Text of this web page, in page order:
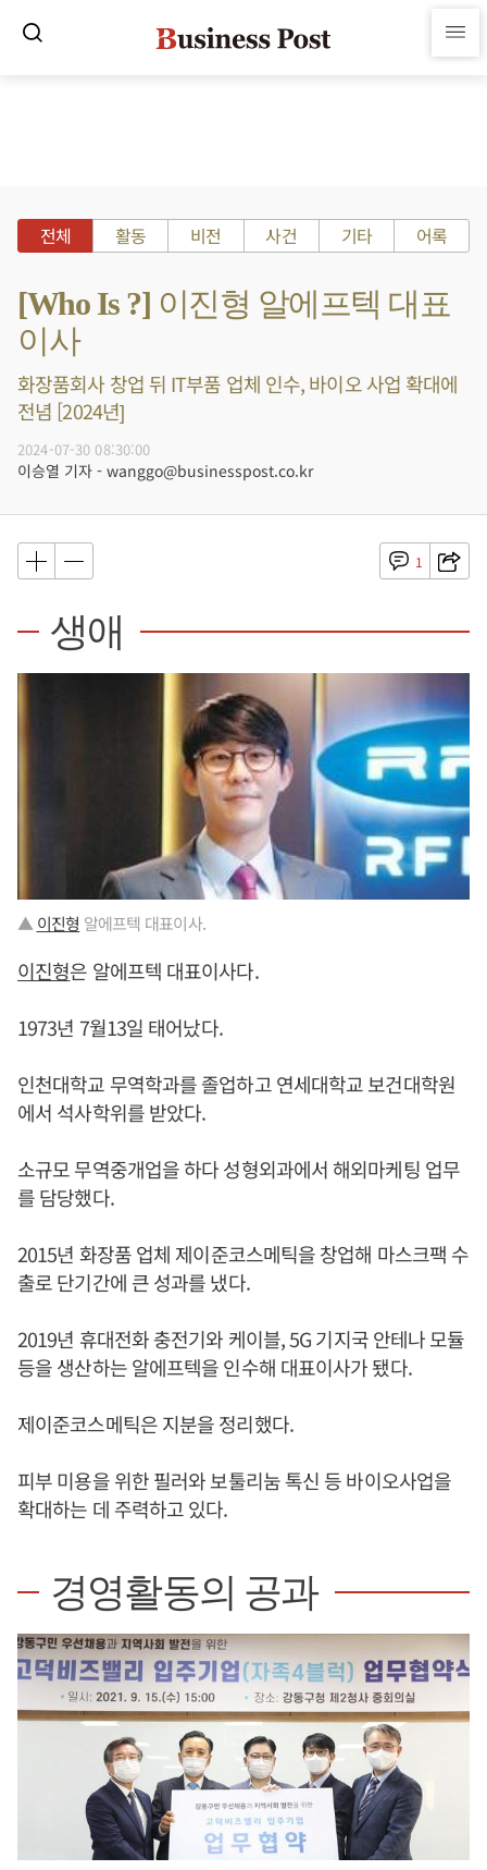
전체 활동 비전 사건 기타 어록
[Who Is ?] 이진형 알에프텍 대표
이사
화장품회사 창업 뒤 IT부품 업체 인수, 바이오 사업 확대에
전념 [2024년]
2024-07-30 08:30:00
이승열 기자 - wanggo@businesspost.co.kr
1
생애
▲ 이진형 알에프텍 대표이사.
이진형은 알에프텍 대표이사다.
1973년 7월13일 태어났다.
인천대학교 무역학과를 졸업하고 연세대학교 보건대학원
에서 석사학위를 받았다.
소규모 무역중개업을 하다 성형외과에서 해외마케팅 업무
를 담당했다.
2015년 화장품 업체 제이준코스메틱을 창업해 마스크팩 수
출로 단기간에 큰 성과를 냈다.
2019년 휴대전화 충전기와 케이블, 5G 기지국 안테나 모듈
등을 생산하는 알에프텍을 인수해 대표이사가 됐다.
제이준코스메틱은 지분을 정리했다.
피부 미용을 위한 필러와 보툴리눔 톡신 등 바이오사업을
확대하는 데 주력하고 있다.
경영활동의 공과